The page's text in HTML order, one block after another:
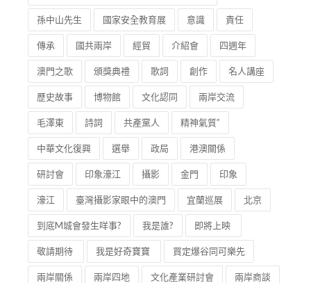
孫中山先生 國家安全教育展 意識 責任
傳承 國共兩岸 經貿 介紹會 四週年
澳門之歌 頒獎典禮 歌詞 創作 名人講座
歷史故事 博物館 文化認同 兩岸交流
毛澤東 詩詞 共產黨人 精神氣質”
中華文化復興 選舉 政局 港澳關係
研討會 印象濠江 攝影 金門 印象
濠江 臺灣攝影家眼中的澳門 宜蘭巡展 北京
到底M城會發生咩事? 我是誰? 即將上映
敬請期待 我是好奇寶寶 買定爆谷同可樂先
兩岸關係 兩岸四地 文化產業研討會 兩岸商談